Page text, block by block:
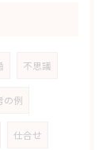
不思議
の例
仕合せ